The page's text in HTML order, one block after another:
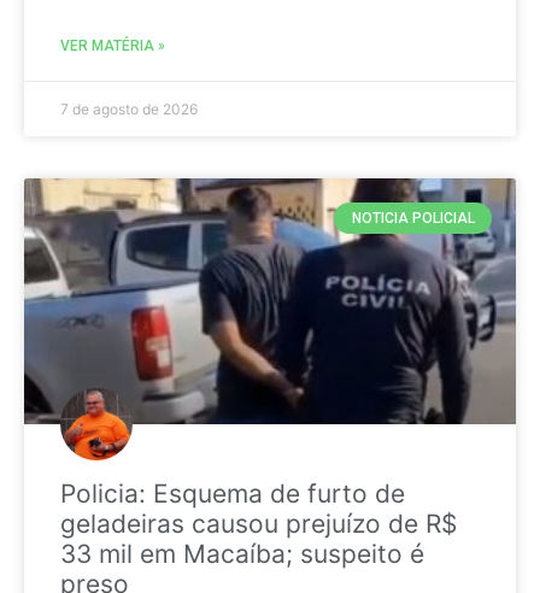
VER MATÉRIA »
7 de agosto de 2026
NOTICIA POLICIAL
Policia: Esquema de furto de
geladeiras causou prejuízo de R$
33 mil em Macaíba; suspeito é
preso